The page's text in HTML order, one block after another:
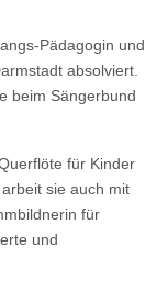
Pädagogin und
absolviert.
beim Sängerbund
für Kinder
sie auch mit
für
und